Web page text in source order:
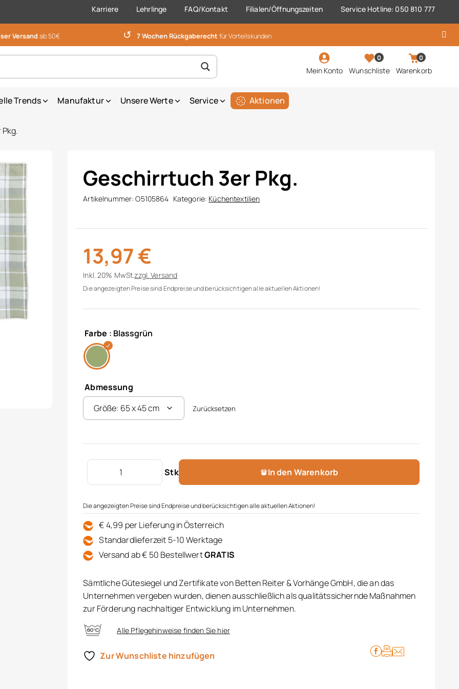
Karriere Lehrlinge FAQ/Kontakt Filialen/Öffnungszeiten Service Hotline: 050 810 777
Versand ab 50€ ↺ 7 Wochen Rückgaberecht für Vorteilskunden
Mein Konto
0
Wunschliste
0
Warenkorb
Trends Manufaktur Unsere Werte Service Aktionen
Geschirrtuch 3er Pkg.
Artikelnummer:O5105864 Kategorie: Küchentextilien
13,97€
Inkl. 20% MwSt.zzgl.Versand
Die angezeigten Preise sind Endpreise und berücksichtigen alle aktuellen Aktionen!
Farbe : Blassgrün
Abmessung
Zurücksetzen
Stk
Geschirrtuch 3er Pkg. Menge
In den Warenkorb
Die angezeigten Preise sind Endpreise und berücksichtigen alle aktuellen Aktionen!
€ 4,99 per Lieferung in Österreich
Standardlieferzeit 5-10 Werktage
Versand ab € 50 BestellwertGRATIS
Sämtliche Gütesiegel und Zertifikate von Betten Reiter & Vorhänge GmbH, die an das
Unternehmen vergeben wurden, dienen ausschließlich als qualitätssichernde Maßnahmen
zur Förderung nachhaltiger Entwicklung im Unternehmen.
Alle Pflegehinweise finden Sie hier
Zur Wunschliste hinzufügen